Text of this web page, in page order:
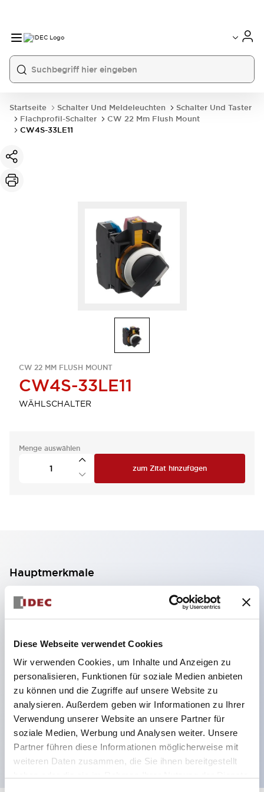
Diese Webseite verwendet Cookies
Wir verwenden Cookies, um Inhalte und Anzeigen zu
personalisieren, Funktionen für soziale Medien anbieten
zu können und die Zugriffe auf unsere Website zu
analysieren. Außerdem geben wir Informationen zu Ihrer
Verwendung unserer Website an unsere Partner für
soziale Medien, Werbung und Analysen weiter. Unsere
Partner führen diese Informationen möglicherweise mit
weiteren Daten zusammen, die Sie ihnen bereitgestellt
Startseite Schalter Und Meldeleuchten
Schalter Und Taster
Flachprofil-Schalter
CW 22 Mm Flush Mount
CW4S-33LE11
CW 22 MM FLUSH MOUNT
CW4S-33LE11
WÄHLSCHALTER
Menge auswählen
zum Zitat hinzufügen
Hauptmerkmale
2-Kontakt-Block mit 2 Stufen, ermöglicht eine 4-
Kontakt-Konfiguration (Gewährleistung der
Isolierung zwischen den 2 Kontakten).
59,9 mm (※ 22-stufiger Kontaktblock).
Platzsparendes Design möglich.
Sicherheitsstruktur der 3. Generation: 2-Aktions-
Freisetzung, integrierter Schutz, IP20-
Fingerschutzstruktur